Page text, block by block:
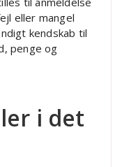
eller mangel
kendskab til
penge og
i det